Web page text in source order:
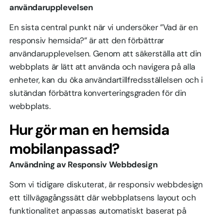
användarupplevelsen
En sista central punkt när vi undersöker ”Vad är en
responsiv hemsida?” är att den förbättrar
användarupplevelsen. Genom att säkerställa att din
webbplats är lätt att använda och navigera på alla
enheter, kan du öka användartillfredsställelsen och i
slutändan förbättra konverteringsgraden för din
webbplats.
Hur gör man en hemsida
mobilanpassad?
Användning av Responsiv Webbdesign
Som vi tidigare diskuterat, är responsiv webbdesign
ett tillvägagångssätt där webbplatsens layout och
funktionalitet anpassas automatiskt baserat på